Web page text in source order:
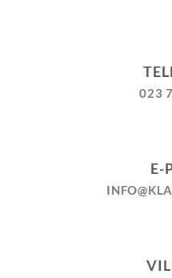
023
E-